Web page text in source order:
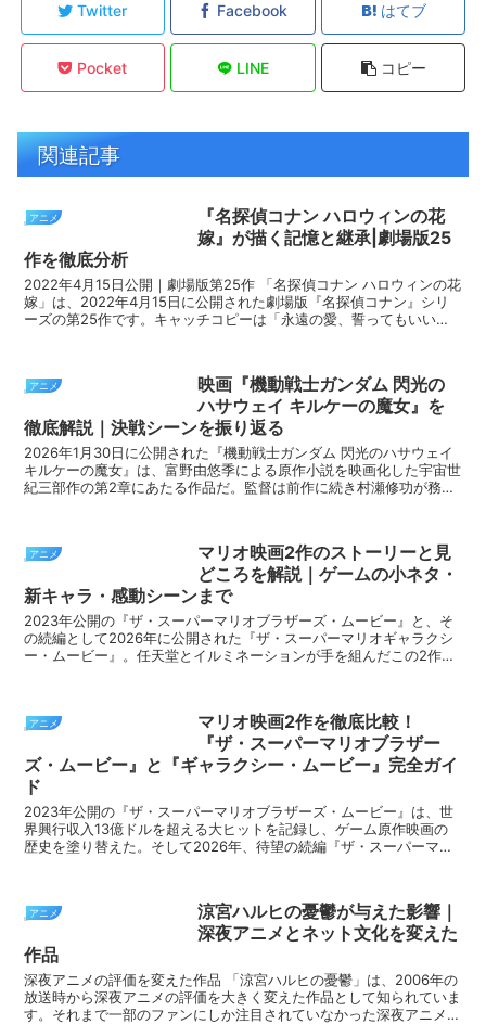
Twitter Facebook はてブ
Pocket LINE コピー
関連記事
アニメ
『名探偵コナン ハロウィンの花
嫁』が描く記憶と継承|劇場版25
作を徹底分析
2022年4月15日公開｜劇場版第25作 「名探偵コナン ハロウィンの花
嫁」は、2022年4月15日に公開された劇場版『名探偵コナン』シリ
ーズの第25作です。キャッチコピーは「永遠の愛、誓ってもいいよ
アニメ
映画『機動戦士ガンダム 閃光の
ハサウェイ キルケーの魔女』を
徹底解説｜決戦シーンを振り返る
2026年1月30日に公開された『機動戦士ガンダム 閃光のハサウェイ
キルケーの魔女』は、富野由悠季による原作小説を映画化した宇宙世
紀三部作の第2章にあたる作品だ。監督は前作に続き村瀬修功が務
アニメ
マリオ映画2作のストーリーと見
どころを解説｜ゲームの小ネタ・
新キャラ・感動シーンまで
2023年公開の『ザ・スーパーマリオブラザーズ・ムービー』と、そ
の続編として2026年に公開された『ザ・スーパーマリオギャラクシ
ー・ムービー』。任天堂とイルミネーションが手を組んだこの2作
アニメ
マリオ映画2作を徹底比較！
『ザ・スーパーマリオブラザー
ズ・ムービー』と『ギャラクシー・ムービー』完全ガイ
ド
2023年公開の『ザ・スーパーマリオブラザーズ・ムービー』は、世
界興行収入13億ドルを超える大ヒットを記録し、ゲーム原作映画の
歴史を塗り替えた。そして2026年、待望の続編『ザ・スーパーマリ
アニメ
涼宮ハルヒの憂鬱が与えた影響｜
深夜アニメとネット文化を変えた
作品
深夜アニメの評価を変えた作品 「涼宮ハルヒの憂鬱」は、2006年の
放送時から深夜アニメの評価を大きく変えた作品として知られていま
す。それまで一部のファンにしか注目されていなかった深夜アニメ